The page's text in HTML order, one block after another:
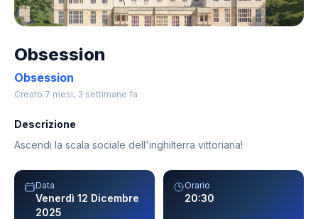
Obsession
Obsession
Creato 7 mesi, 3 settimane fa
Descrizione
Ascendi la scala sociale dell'inghilterra vittoriana!
Data
Venerdì 12 Dicembre
2025
Orario
20:30